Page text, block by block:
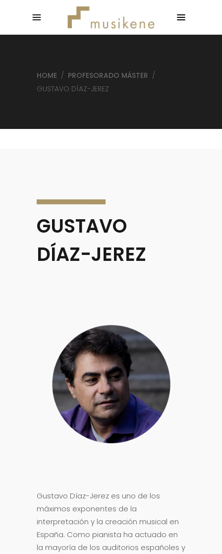
HOME / PROFESORADO MÁSTER /
GUSTAVO DÍAZ-JEREZ
GUSTAVO
DÍAZ-JEREZ
Gustavo Díaz-Jerez es uno de los
máximos exponentes de la
interpretación y la creación musical en
España. Como pianista ha actuado en
la mayoría de los auditorios españoles y